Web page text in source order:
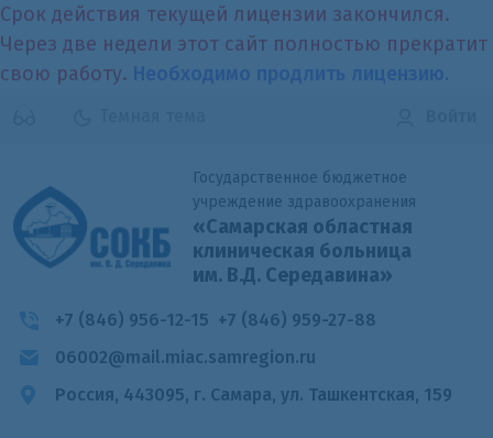
Срок действия текущей лицензии закончился.
Через две недели этот сайт полностью прекратит
свою работу.
Государственное бюджетное
учреждение здравоохранения
«Самарская областная
клиническая больница
им. В.Д. Середавина»
+7 (846) 956-12-15 +7 (846) 959-27-88
06002@mail.miac.samregion.ru
Россия, 443095, г. Самара, ул. Ташкентская, 159